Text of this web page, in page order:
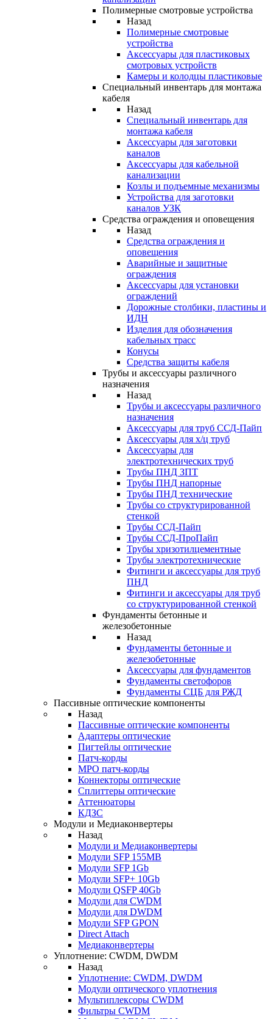
Полимерные смотровые устройства
Назад
Полимерные смотровые
устройства
Аксессуары для пластиковых
смотровых устройств
Камеры и колодцы пластиковые
Специальный инвентарь для монтажа
кабеля
Назад
Специальный инвентарь для
монтажа кабеля
Аксессуары для заготовки
каналов
Аксессуары для кабельной
канализации
Козлы и подъемные механизмы
Устройства для заготовки
каналов УЗК
Средства ограждения и оповещения
Назад
Средства ограждения и
оповещения
Аварийные и защитные
ограждения
Аксессуары для установки
ограждений
Дорожные столбики, пластины и
ИДН
Изделия для обозначения
кабельных трасс
Конусы
Средства защиты кабеля
Трубы и аксессуары различного
назначения
Назад
Трубы и аксессуары различного
назначения
Аксессуары для труб ССД-Пайп
Аксессуары для х/ц труб
Аксессуары для
электротехнических труб
Трубы ПНД ЗПТ
Трубы ПНД напорные
Трубы ПНД технические
Трубы со структурированной
стенкой
Трубы ССД-Пайп
Трубы ССД-ПроПайп
Трубы хризотилцементные
Трубы электротехнические
Фитинги и аксессуары для труб
ПНД
Фитинги и аксессуары для труб
со структурированной стенкой
Фундаменты бетонные и
железобетонные
Назад
Фундаменты бетонные и
железобетонные
Аксессуары для фундаментов
Фундаменты светофоров
Фундаменты СЦБ для РЖД
Пассивные оптические компоненты
Назад
Пассивные оптические компоненты
Адаптеры оптические
Пигтейлы оптические
Патч-корды
MPO патч-корды
Коннекторы оптические
Сплиттеры оптические
Аттенюаторы
КДЗС
Модули и Медиаконвертеры
Назад
Модули и Медиаконвертеры
Модули SFP 155MB
Модули SFP 1Gb
Модули SFP+ 10Gb
Модули QSFP 40Gb
Модули для CWDM
Модули для DWDM
Модули SFP GPON
Direct Attach
Медиаконвертеры
Уплотнение: CWDM, DWDM
Назад
Уплотнение: CWDM, DWDM
Модули оптического уплотнения
Мультиплексоры CWDM
Фильтры CWDM